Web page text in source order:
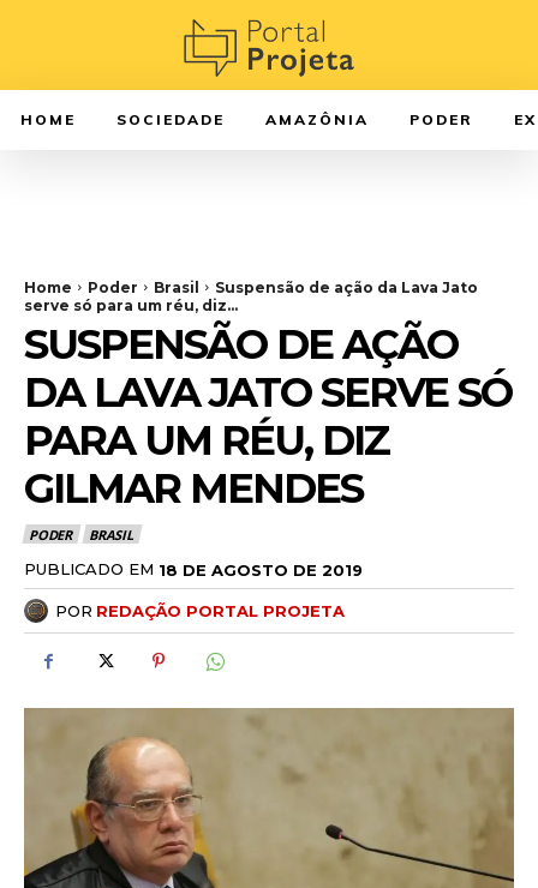
HOME SOCIEDADE AMAZÔNIA PODER
Home Poder Brasil
Suspensão de ação da Lava Jato
serve só para um réu, diz...
SUSPENSÃO DE AÇÃO
DA LAVA JATO SERVE SÓ
PARA UM RÉU, DIZ
GILMAR MENDES
PODER BRASIL
PUBLICADO EM 18 DE AGOSTO DE 2019
POR REDAÇÃO PORTAL PROJETA